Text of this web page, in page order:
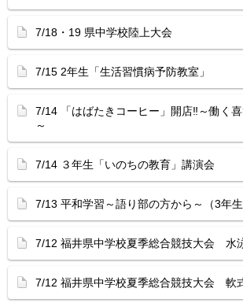
7/18・19 県中学校陸上大会
7/15 2年生「生活習慣病予防教室」
7/14 「はばたきコーヒー」開店‼︎～働く
～
7/14 ３年生「いのちの教育」講演会
7/13 平和学習～語り部の方から～（3年生
7/12 福井県中学校夏季総合競技大会 水
7/12 福井県中学校夏季総合競技大会 軟